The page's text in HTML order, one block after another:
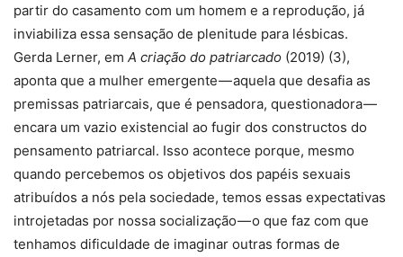
partir do casamento com um homem e a reprodução, já
inviabiliza essa sensação de plenitude para lésbicas.
Gerda Lerner, em A criação do patriarcado (2019) (3),
aponta que a mulher emergente — aquela que desafia as
premissas patriarcais, que é pensadora, questionadora —
encara um vazio existencial ao fugir dos constructos do
pensamento patriarcal. Isso acontece porque, mesmo
quando percebemos os objetivos dos papéis sexuais
atribuídos a nós pela sociedade, temos essas expectativas
introjetadas por nossa socialização — o que faz com que
tenhamos dificuldade de imaginar outras formas de